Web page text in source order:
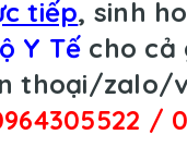
tiếp, sinh
Y Tế cho cả
thoại/zalo/
/